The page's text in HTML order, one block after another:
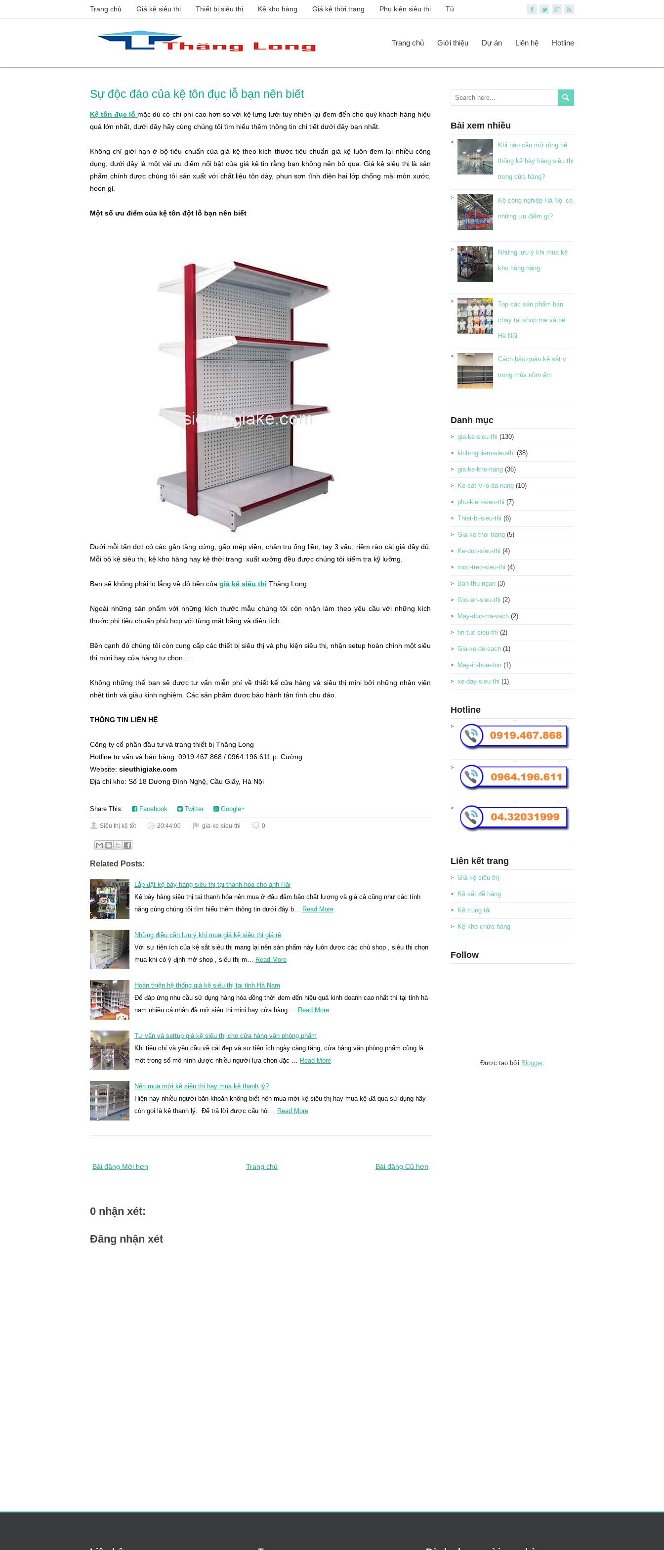
Trang chủ Giá kệ siêu thị Thiết bị siêu thị Kệ kho hàng Giá kệ thời trang Phụ kiện siêu thị Tủ
Trang chủ Giới thiệu Dự án Liên hệ Hotline
Sự độc đáo của kệ tôn đục lỗ bạn nên biết
Kệ tôn đục lỗ mặc dù có chi phí cao hơn so với kệ lưng lưới tuy nhiên lại đem đến cho quý khách hàng hiệu
quả lớn nhất, dưới đây hãy cùng chúng tôi tìm hiểu thêm thông tin chi tiết dưới đây bạn nhất.
Không chỉ giới hạn ở bộ tiêu chuẩn của giá kệ theo kích thước tiêu chuẩn giá kệ luôn đem lại nhiều công
dụng, dưới đây là một vài ưu điểm nổi bật của giá kệ tin rằng bạn không nên bỏ qua. Giá kệ siêu thị là sản
phẩm chính được chúng tôi sản xuất với chất liệu tôn dày, phun sơn tĩnh điện hai lớp chống mài mòn xước,
hoen gỉ.
Một số ưu điểm của kệ tôn đột lỗ bạn nên biết
Dưới mỗi tấn đợt có các gân tăng cứng, gấp mép viền, chân trụ ống liền, tay 3 vấu, riềm rào cài giá đầy đủ.
Mỗi bộ kệ siêu thị, kệ kho hàng hay kệ thời trang xuất xưởng đều được chúng tôi kiểm tra kỹ lưỡng.
Bạn sẽ không phải lo lắng về độ bền của giá kệ siêu thị Thăng Long.
Ngoài những sản phẩm với những kích thước mẫu chúng tôi còn nhận làm theo yêu cầu với những kích
thước phi tiêu chuẩn phù hợp với từng mặt bằng và diện tích.
Bên cạnh đó chúng tôi còn cung cấp các thiết bị siêu thị và phụ kiện siêu thị, nhận setup hoàn chỉnh một siêu
thị mini hay cửa hàng tự chọn ...
Không những thế bạn sẽ được tư vấn miễn phí về thiết kế cửa hàng và siêu thị mini bởi những nhân viên
nhệt tình và giàu kinh nghiệm. Các sản phẩm được bảo hành tận tình chu đáo.
THÔNG TIN LIÊN HỆ
Công ty cổ phần đầu tư và trang thiết bị Thăng Long
Hotline tư vấn và bán hàng: 0919.467.868 / 0964.196.611 p. Cường
Website: sieuthigiake.com
Địa chỉ kho: Số 18 Dương Đình Nghệ, Cầu Giấy, Hà Nội
Share This: Facebook Twitter Google+
Siêu thị kệ tốt 20:44:00 gia-ke-sieu-thi 0
Related Posts:
Lắp đặt kệ bày hàng siêu thị tại thanh hóa cho anh Hải
Kệ bày hàng siêu thị tại thanh hóa nên mua ở đâu đảm bảo chất lượng và giá cả cũng như các tính
năng cùng chúng tôi tìm hiểu thêm thông tin dưới đây b… Read More
Những điều cần lưu ý khi mua giá kệ siêu thị giá rẻ
Với sự tiện ích của kệ sắt siêu thị mang lại nên sản phẩm này luôn được các chủ shop , siêu thị chọn
mua khi có ý định mở shop , siêu thị m… Read More
Hoàn thiện hệ thống giá kệ siêu thị tại tỉnh Hà Nam
Để đáp ứng nhu cầu sử dụng hàng hóa đồng thời đem đến hiệu quả kinh doanh cao nhất thì tại tỉnh hà
nam nhiều cá nhân đã mở siêu thị mini hay cửa hàng … Read More
Tư vấn và settup giá kệ siêu thị cho cửa hàng văn phòng phẩm
Khi tiêu chí và yêu cầu về cái đẹp và sự tiện ích ngày càng tăng, cửa hàng văn phòng phẩm cũng là
môt trong số mô hình được nhiều người lựa chọn đặc … Read More
Nên mua mới kệ siêu thị hay mua kệ thanh lý?
Hiện nay nhiều người băn khoăn không biết nên mua mới kệ siêu thị hay mua kệ đã qua sử dụng hãy
còn gọi là kệ thanh lý. Để trả lời được cẩu hỏi… Read More
Bài đăng Mới hơn Bài đăng Cũ hơn
Trang chủ
0 nhận xét:
Đăng nhận xét
Bài xem nhiều
Khi nào cần mở rộng hệ
thống kệ bày hàng siêu thị
trong cửa hàng?
Kệ công nghiệp Hà Nội có
những ưu điểm gì?
Những lưu ý khi mua kệ
kho hàng nặng
Top các sản phẩm bán
chạy tại shop mẹ và bé
Hà Nội
Cách bảo quản kệ sắt v
trong mùa nồm ẩm
Danh mục
gia-ke-sieu-thi (130)
kinh-nghiem-sieu-thi (38)
gia-ke-kho-hang (36)
Ke-sat-V-lo-da-nang (10)
phu-kien-sieu-thi (7)
Thiet-bi-sieu-thi (6)
Gia-ke-thoi-trang (5)
Ke-don-sieu-thi (4)
moc-treo-sieu-thi (4)
Ban-thu-ngan (3)
Gio-lan-sieu-thi (2)
May-doc-ma-vach (2)
tin-tuc-sieu-thi (2)
Gia-ke-de-sach (1)
May-in-hoa-don (1)
xe-day-sieu-thi (1)
Hotline
Liên kết trang
Giá kệ siêu thị
Kệ sắt để hàng
Kệ trung tải
Kệ kho chứa hàng
Follow
Được tạo bởi Blogger.